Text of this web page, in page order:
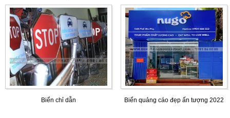
Biển chỉ dẫn Biển quảng cáo đẹp ấn tượng 2022